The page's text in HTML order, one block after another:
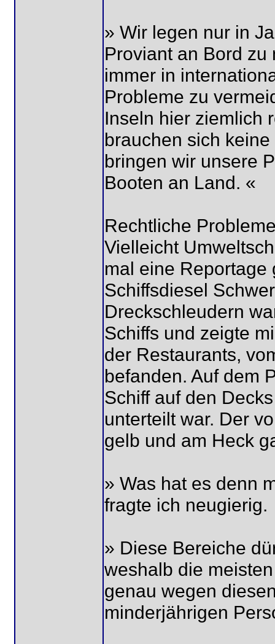
» Wir legen nur in
Proviant an Bord
immer in
Probleme zu
Inseln hier ziemlich
brauchen sich
bringen wir unsere
Booten an Land. «
Rechtliche
Vielleicht
mal eine Reportage
Schiffsdiesel
Dreckschleudern
Schiffs und zeigte
der Restaurants,
befanden. Auf dem
Schiff auf den
unterteilt war. Der
gelb und am Heck
» Was hat es denn
fragte ich neugierig.
» Diese Bereiche
weshalb die
genau wegen
minderjährigen